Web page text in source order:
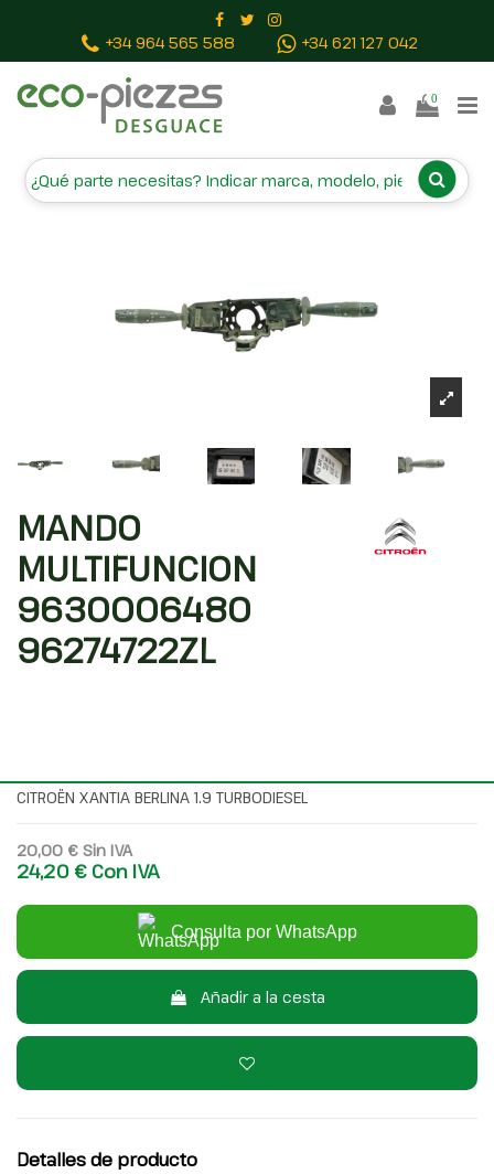
+34 964 565 588 +34 621 127 042
0
MANDO MULTIFUNCION
9630006480 96274722ZL 96247561ZL
MANDO
MULTIFUNCION
9630006480
96274722ZL
CITROËN XANTIA BERLINA 1.9 TURBODIESEL
20,00 € Sin IVA
24,20 € Con IVA
Consulta por WhatsApp
Añadir a la cesta
Detalles de producto